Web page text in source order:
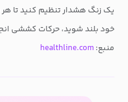
یک زنگ هشدار تنظیم کنید تا
خود بلند شوید، حرکات کششی
منبع:healthline.com